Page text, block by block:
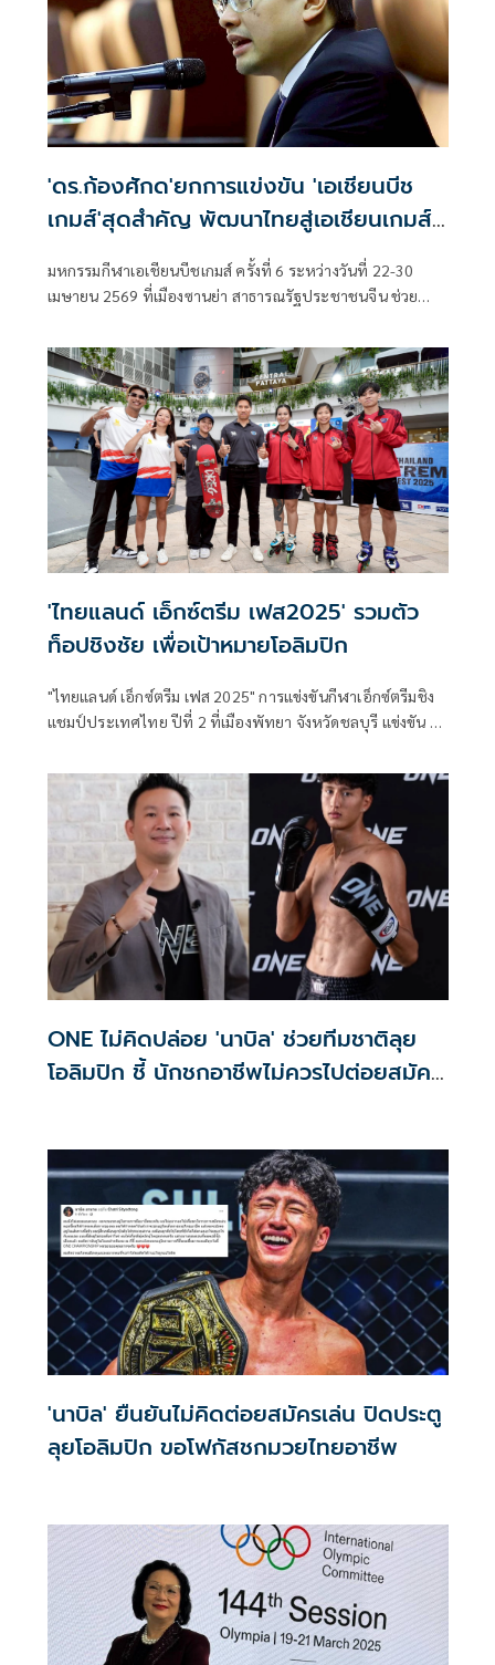
'ดร.ก้องศักด'ยกการแข่งขัน 'เอเชียนบีช
เกมส์'สุดสำคัญ พัฒนาไทยสู่เอเชียนเกมส์-
มหกรรมกีฬาเอเชียนบีชเกมส์ ครั้งที่ 6 ระหว่างวันที่ 22-30
เมษายน 2569 ที่เมืองซานย่า สาธารณรัฐประชาชนจีน ช่วย
พัฒนาไปสู่เอเชียนเกมส์ ครั้งที่ 20 ที่ประเทศญี่ปุ่น ดร.ก้องศักด
ยอดมณี ผู้ว่าการ กกท. เผย หลายชนิดกีฬา อาทิ บาสเกตบอล
3x3, วอลเลย์บอลชายหาด, เรือใบ และปีนหน้าผา ต่อยอดไป
ได้ถึงโอลิมปิกเกมส์ 2028
'ไทยแลนด์ เอ็กซ์ตรีม เฟส2025' รวมตัว
ท็อปชิงชัย เพื่อเป้าหมายโอลิมปิก
"ไทยแลนด์ เอ็กซ์ตรีม เฟส 2025" การแข่งขันกีฬาเอ็กซ์ตรีมชิง
แชมป์ประเทศไทย ปีที่ 2 ที่เมืองพัทยา จังหวัดชลบุรี แข่งขัน 8
กีฬา ดีกรีแชมป์ทั้งในและต่างประเทศ สร้างชื่อเสียงให้กับ
ประเทศไทย โดยเป็นปีแรกที่มีนักกีฬาต่างประเทศทั้งฟิลิปปินส์
และมาเลเซียเข้าร่วมการแข่งขัน
ONE ไม่คิดปล่อย 'นาบิล' ช่วยทีมชาติลุย
โอลิมปิก ชี้ นักชกอาชีพไม่ควรไปต่อยสมัคร
'นาบิล' ยืนยันไม่คิดต่อยสมัครเล่น ปิดประตู
ลุยโอลิมปิก ขอโฟกัสชกมวยไทยอาชีพ